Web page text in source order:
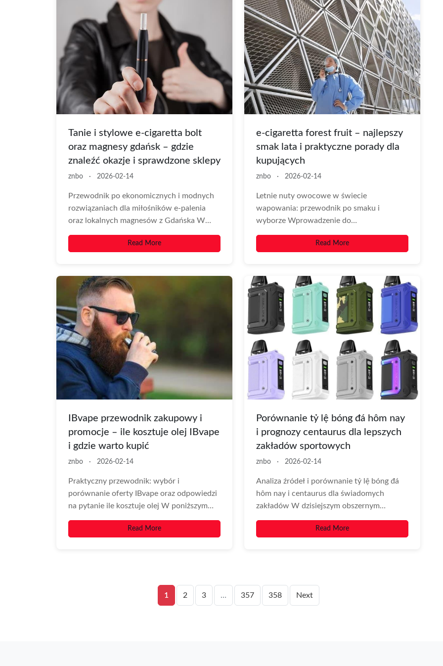
Tanie i stylowe e-cigaretta bolt
oraz magnesy gdańsk – gdzie
znaleźć okazje i sprawdzone sklepy
znbo · 2026-02-14
Przewodnik po ekonomicznych i modnych
rozwiązaniach dla miłośników e-palenia
oraz lokalnych magnesów z Gdańska W
Read More
e-cigaretta forest fruit – najlepszy
smak lata i praktyczne porady dla
kupujących
znbo · 2026-02-14
Letnie nuty owocowe w świecie
wapowania: przewodnik po smaku i
wyborze Wprowadzenie do
omówienie trendów Coraz...
Read More
IBvape przewodnik zakupowy i
promocje – ile kosztuje olej IBvape
i gdzie warto kupić
znbo · 2026-02-14
Praktyczny przewodnik: wybór i
porównanie oferty IBvape oraz odpowiedzi
na pytanie ile kosztuje olej W poniższym
Read More
Porównanie tỷ lệ bóng đá hôm nay
i prognozy centaurus dla lepszych
zakładów sportowych
znbo · 2026-02-14
Analiza źródeł i porównanie tỷ lệ bóng đá
hôm nay i centaurus dla świadomych
zakładów W dzisiejszym obszernym
Read More
1 2 3 … 357 358 Next